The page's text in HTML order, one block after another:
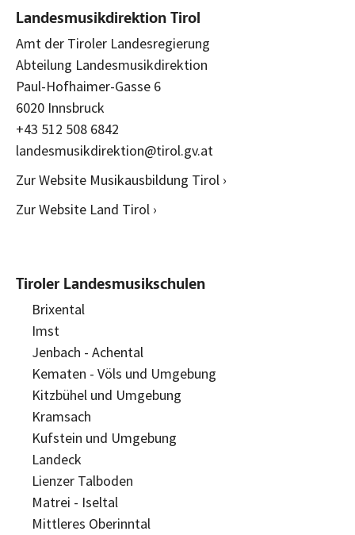
Landesmusikdirektion Tirol
Amt der Tiroler Landesregierung
Abteilung Landesmusikdirektion
Paul-Hofhaimer-Gasse 6
6020 Innsbruck
+43 512 508 6842
landesmusikdirektion@tirol.gv.at
Zur Website Musikausbildung Tirol ›
Zur Website Land Tirol ›
Tiroler Landesmusikschulen
Brixental
Imst
Jenbach - Achental
Kematen - Völs und Umgebung
Kitzbühel und Umgebung
Kramsach
Kufstein und Umgebung
Landeck
Lienzer Talboden
Matrei - Iseltal
Mittleres Oberinntal